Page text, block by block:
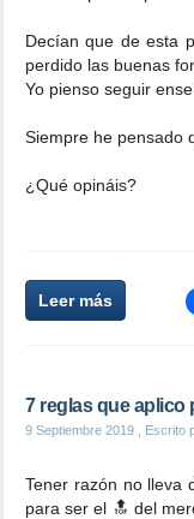
Decían que de esta
perdido las buenas
Yo pienso seguir
Siempre he pensado
¿Qué opináis?
Leer más
7 reglas que aplico
9 Septiembre 2019 , Escrito
Tener razón no lleva
para ser el 🔝 del